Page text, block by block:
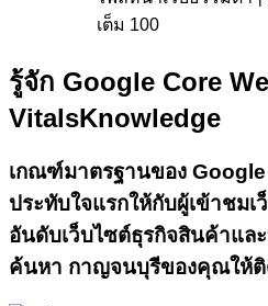
เต็ม 100
รู้จัก Google Core
VitalsKnowledge
เกณฑ์มาตรฐานของ
ประทับใจแรกให้กับผู้เข้าชมเ
อันดับเว็บไซต์ธุรกิจสินค้าแล
ค้นหา กาญจนบุรีของคุณให้